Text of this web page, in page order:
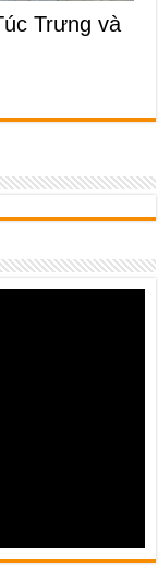
Trưng và